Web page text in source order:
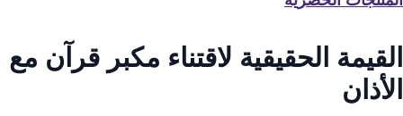
القيمة الحقيقية لاقتناء مكبر قرآن مع
الأذان